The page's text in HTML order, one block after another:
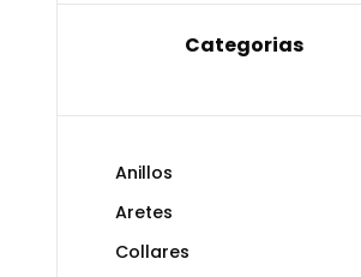
Categorias
Anillos
Aretes
Collares